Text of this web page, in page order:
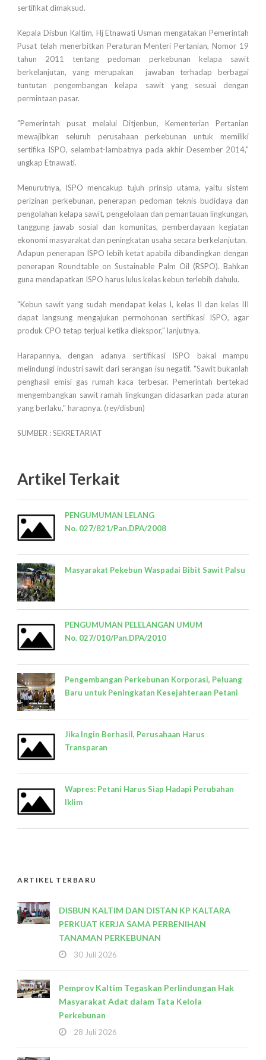
sertifikat dimaksud.
Kepala Disbun Kaltim, Hj Etnawati Usman mengatakan Pemerintah
Pusat telah menerbitkan Peraturan Menteri Pertanian, Nomor 19
tahun 2011 tentang pedoman perkebunan kelapa sawit
berkelanjutan, yang merupakan jawaban terhadap berbagai
tuntutan pengembangan kelapa sawit yang sesuai dengan
permintaan pasar.
"Pemerintah pusat melalui Ditjenbun, Kementerian Pertanian
mewajibkan seluruh perusahaan perkebunan untuk memiliki
sertifika ISPO, selambat-lambatnya pada akhir Desember 2014,"
ungkap Etnawati.
Menurutnya, ISPO mencakup tujuh prinsip utama, yaitu sistem
perizinan perkebunan, penerapan pedoman teknis budidaya dan
pengolahan kelapa sawit, pengelolaan dan pemantauan lingkungan,
tanggung jawab sosial dan komunitas, pemberdayaan kegiatan
ekonomi masyarakat dan peningkatan usaha secara berkelanjutan.
Adapun penerapan ISPO lebih ketat apabila dibandingkan dengan
penerapan Roundtable on Sustainable Palm Oil (RSPO). Bahkan
guna mendapatkan ISPO harus lulus kelas kebun terlebih dahulu.
"Kebun sawit yang sudah mendapat kelas I, kelas II dan kelas III
dapat langsung mengajukan permohonan sertifikasi ISPO, agar
produk CPO tetap terjual ketika diekspor," lanjutnya.
Harapannya, dengan adanya sertifikasi ISPO bakal mampu
melindungi industri sawit dari serangan isu negatif. "Sawit bukanlah
penghasil emisi gas rumah kaca terbesar. Pemerintah bertekad
mengembangkan sawit ramah lingkungan didasarkan pada aturan
yang berlaku," harapnya. (rey/disbun)
SUMBER : SEKRETARIAT
Artikel Terkait
PENGUMUMAN LELANG
No. 027/821/Pan.DPA/2008
Masyarakat Pekebun Waspadai Bibit Sawit Palsu
PENGUMUMAN PELELANGAN UMUM
No. 027/010/Pan.DPA/2010
Pengembangan Perkebunan Korporasi, Peluang
Baru untuk Peningkatan Kesejahteraan Petani
Jika Ingin Berhasil, Perusahaan Harus
Transparan
Wapres: Petani Harus Siap Hadapi Perubahan
Iklim
ARTIKEL TERBARU
DISBUN KALTIM DAN DISTAN KP KALTARA
PERKUAT KERJA SAMA PERBENIHAN
TANAMAN PERKEBUNAN
30 Juli 2026
Pemprov Kaltim Tegaskan Perlindungan Hak
Masyarakat Adat dalam Tata Kelola
Perkebunan
28 Juli 2026